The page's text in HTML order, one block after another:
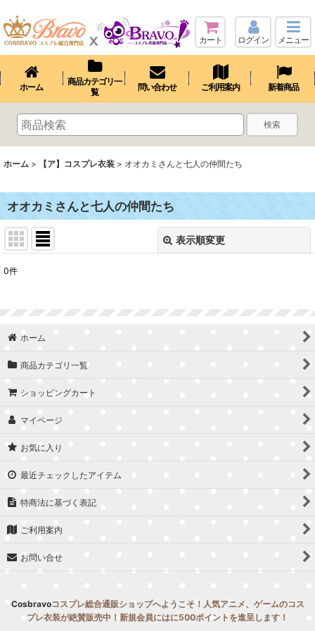
カート ログイン メニュー
ホーム
商品カテゴリ一
覧
問い合わせ ご利用案内 新着商品
検索
ホーム > 【ア】コスプレ衣装 > オオカミさんと七人の仲間たち
オオカミさんと七人の仲間たち
表示順変更
0件
ホーム
商品カテゴリ一覧
ショッピングカート
マイページ
お気に入り
最近チェックしたアイテム
特商法に基づく表記
ご利用案内
お問い合せ
Cosbravoコスプレ総合通販ショップへようこそ！人気アニメ、ゲームのコス
プレ衣装が絶賛販売中！新規会員にはに500ポイントを進呈します！